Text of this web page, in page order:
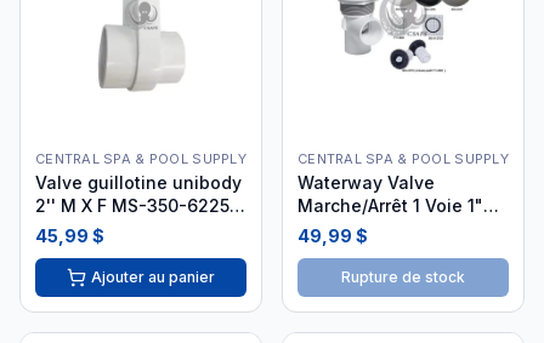
CENTRAL SPA & POOL SUPPLY
Valve guillotine unibody
2'' M X F MS-350-6225
i26
45,99 $
Ajouter au panier
CENTRAL SPA & POOL SUPPLY
Waterway Valve
Marche/Arrêt 1 Voie 1"
Vertical 5-Points Scallop
Gris
49,99 $
Rupture de stock